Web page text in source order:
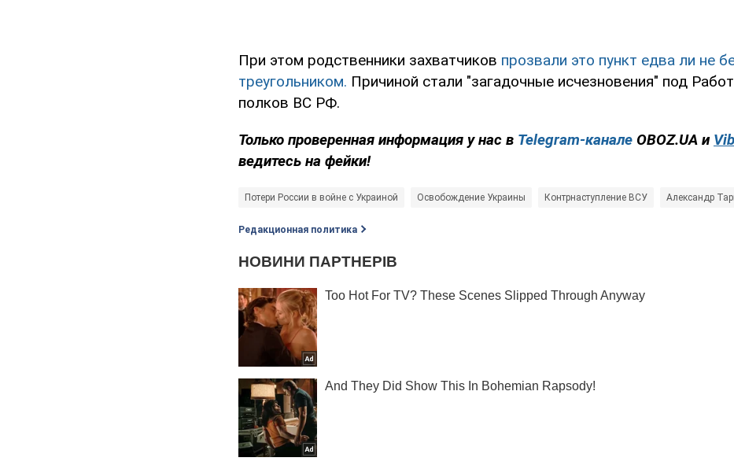
При этом родственники захватчиков прозвали это пункт едва ли не
треугольником. Причиной стали "загадочные исчезновения" под
полков ВС РФ.
Только проверенная информация у нас в Telegram-канале OBOZ.UA и
ведитесь на фейки!
Потери России в войне с Украиной Освобождение Украины Контрнаступление ВСУ Александр
Редакционная политика